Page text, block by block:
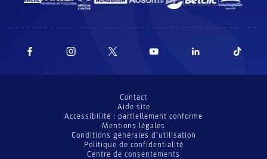
Contact
Aide site
Accessibilité : partiellement conforme
Mentions légales
Conditions générales d’utilisation
Politique de confidentialité
Centre de consentements